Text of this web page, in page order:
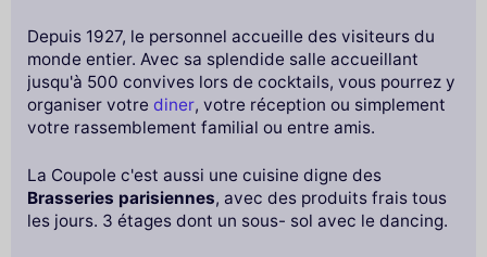
Depuis 1927, le personnel accueille des visiteurs du
monde entier. Avec sa splendide salle accueillant
jusqu'à 500 convives lors de cocktails, vous pourrez y
organiser votre diner, votre réception ou simplement
votre rassemblement familial ou entre amis.
La Coupole c'est aussi une cuisine digne des
Brasseries parisiennes, avec des produits frais tous
les jours. 3 étages dont un sous- sol avec le dancing.